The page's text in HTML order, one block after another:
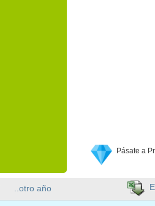
Pásate a
..otro año